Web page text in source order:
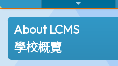
About LCMS
學校概覽